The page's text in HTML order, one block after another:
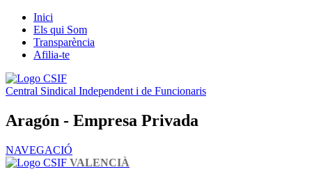
Inici
Els qui Som
Transparència
Afilia-te
Central Sindical Independent i de Funcionaris
Aragón - Empresa Privada
NAVEGACIÓ
VALENCIÀ